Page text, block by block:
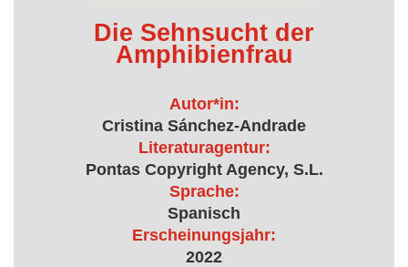
Die Sehnsucht der
Amphibienfrau
Autor*in:
Cristina Sánchez-Andrade
Literaturagentur:
Pontas Copyright Agency, S.L.
Sprache:
Spanisch
Erscheinungsjahr:
2022